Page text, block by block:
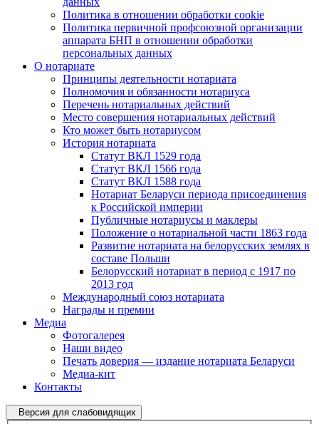
Политика в отношении обработки cookie
Политика первичной профсоюзной организации
аппарата БНП в отношении обработки
персональных данных
О нотариате
Принципы деятельности нотариата
Полномочия и обязанности нотариуса
Перечень нотариальных действий
Место совершения нотариальных действий
Кто может быть нотариусом
История нотариата
Статут ВКЛ 1529 года
Статут ВКЛ 1566 года
Статут ВКЛ 1588 года
Нотариат Беларуси периода присоединения
к Российской империи
Публичные нотариусы и маклеры
Положение о нотариальной части 1863 года
Развитие нотариата на белорусских землях в
составе Польши
Белорусский нотариат в период с 1917 по
2013 год
Международный союз нотариата
Награды и премии
Медиа
Фотогалерея
Наши видео
Печать доверия — издание нотариата Беларуси
Медиа-кит
Контакты
Версия для слабовидящих